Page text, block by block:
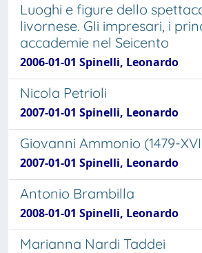
Luoghi e figure dello
livornese. Gli impresari, i
accademie nel Seicento
2006-01-01 Spinelli, Leonardo
Nicola Petrioli
2007-01-01 Spinelli, Leonardo
Giovanni Ammonio (1479-
2007-01-01 Spinelli, Leonardo
Antonio Brambilla
2008-01-01 Spinelli, Leonardo
Marianna Nardi Taddei